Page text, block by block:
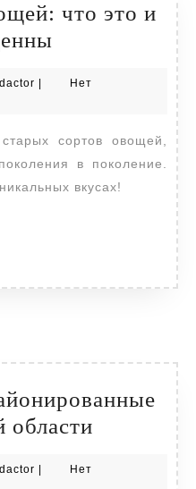
что это и
овощей:
это
и
почему
Redactor
Нет
в поколение.
вкусах!
области
Redactor
|
Нет